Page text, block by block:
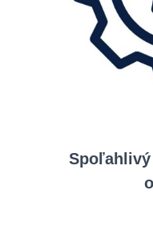
Spoľahlivý